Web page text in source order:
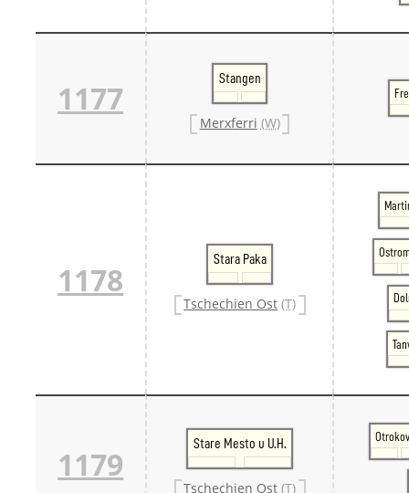
1177
Stangen
Merxferri (W)
1178
Stara Paka
Tschechien Ost (T)
1179
Stare Mesto u U.H.
Tschechien Ost (T)